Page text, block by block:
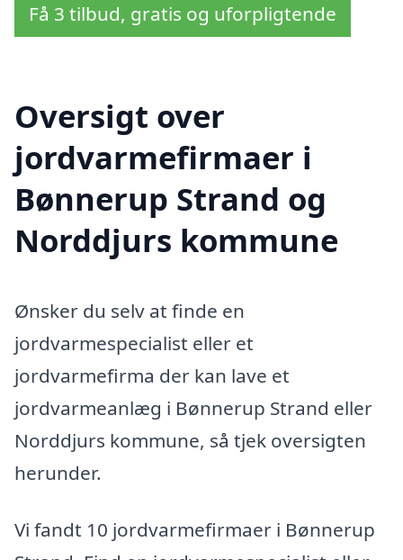
Få 3 tilbud, gratis og uforpligtende
Oversigt over
jordvarmefirmaer i
Bønnerup Strand og
Norddjurs kommune
Ønsker du selv at finde en
jordvarmespecialist eller et
jordvarmefirma der kan lave et
jordvarmeanlæg i Bønnerup Strand eller
Norddjurs kommune, så tjek oversigten
herunder.
Vi fandt 10 jordvarmefirmaer i Bønnerup